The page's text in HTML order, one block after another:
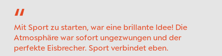
Mit Sport zu starten, war eine brillante Idee! Die
Atmosphäre war sofort ungezwungen und der
perfekte Eisbrecher. Sport verbindet eben.